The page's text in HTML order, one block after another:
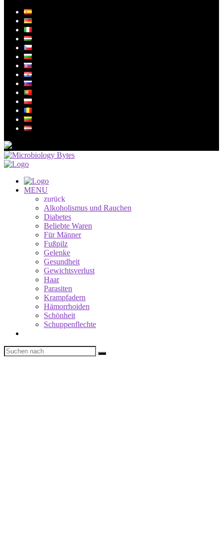
MENU
zurück
Alkoholismus und Rauchen
Diabetes
Beliebte Waren
Für Männer
Fußpilz
Gelenke
Gesundheit
Gewichtsverlust
Haar
Parasiten
Krampfadern
Hämorrhoiden
Schönheit
Schuppenflechte